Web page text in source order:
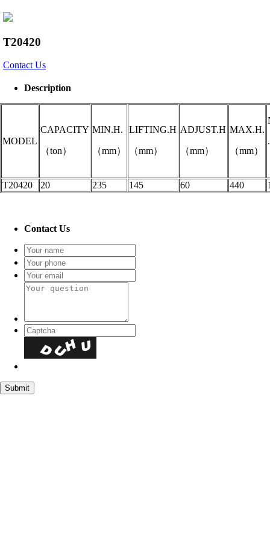
T20420
Contact Us
Description
MODEL
CAPACITY
（ton）
MIN.H.
（mm）
LIFTING.H
（mm）
ADJUST.H
（mm）
MAX.H.
（mm）
T20420 20 235 145 60 440
Contact Us